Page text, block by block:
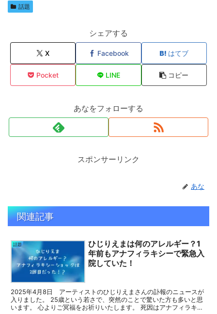
話題
シェアする
X Facebook はてブ
Pocket LINE コピー
あなをフォローする
スポンサーリンク
あな
関連記事
話題
ひじりえまは何のアレルギー？1
年前もアナフィラキシーで緊急入
院していた！
2025年4月8日 アーティストのひじりえまさんの訃報のニュースが
入りました。 25歳という若さで、突然のことで驚いた方も多いと思
います。 心よりご冥福をお祈りいたします。 死因はアナフィラキシ